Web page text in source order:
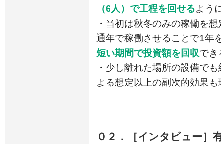
（6人）で工程を回せるよう
・当初は秋冬のみの稼働を
通年で稼働させることで1年
短い期間で投資額を回収でき
・少し離れた場所の設備で
よる想定以上の副次的効果
０２．［インタビュー］